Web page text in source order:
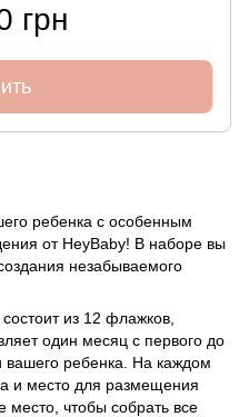
грн
ребенка с особенным
от HeyBaby! В наборе вы
незабываемого
из 12 флажков,
один месяц с первого до
вашего ребенка. На каждом
и место для размещения
чтобы собрать все